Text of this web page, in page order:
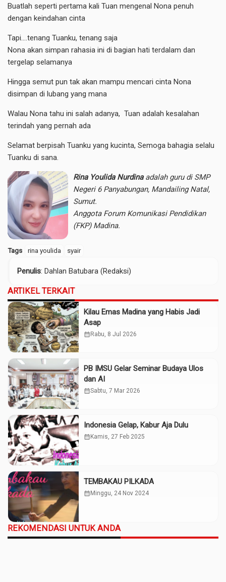
Buatlah seperti pertama kali Tuan mengenal Nona penuh
dengan keindahan cinta
Tapi….tenang Tuanku, tenang saja
Nona akan simpan rahasia ini di bagian hati terdalam dan
tergelap selamanya
Hingga semut pun tak akan mampu mencari cinta Nona
disimpan di lubang yang mana
Walau Nona tahu ini salah adanya, Tuan adalah kesalahan
terindah yang pernah ada
Selamat berpisah Tuanku yang kucinta, Semoga bahagia selalu
Tuanku di sana.
Rina Youlida Nurdinaadalah guru di SMP
Negeri 6 Panyabungan, Mandailing Natal,
Sumut.
Anggota Forum Komunikasi Pendidikan
(FKP) Madina.
Tags rina youlida syair
Penulis: Dahlan Batubara (Redaksi)
ARTIKEL TERKAIT
Kilau Emas Madina yang Habis Jadi
Asap
calendar_monthRabu, 8 Jul 2026
PB IMSU Gelar Seminar Budaya Ulos
dan AI
calendar_monthSabtu, 7 Mar 2026
Indonesia Gelap, Kabur Aja Dulu
calendar_monthKamis, 27 Feb 2025
TEMBAKAU PILKADA
calendar_monthMinggu, 24 Nov 2024
REKOMENDASI UNTUK ANDA